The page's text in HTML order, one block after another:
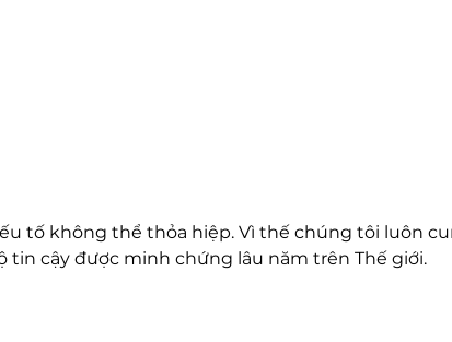
tố không thể thỏa hiệp. Vì thế chúng tôi luôn
tin cậy được minh chứng lâu năm trên Thế giới.